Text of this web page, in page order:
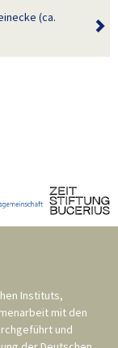
(ca.
Instituts,
mit den
und